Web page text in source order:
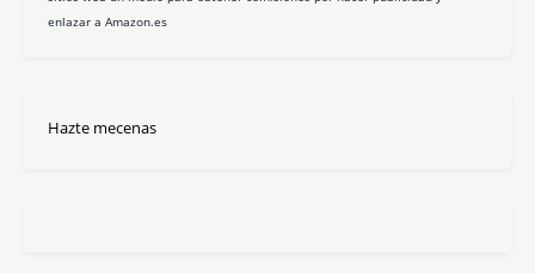
enlazar a Amazon.es
Hazte mecenas